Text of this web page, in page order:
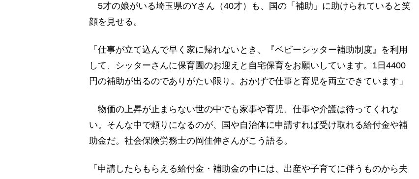
5才の娘がいる埼玉県のYさん（40才）も、国の「補助」に助けられていると笑
顔を見せる。
「仕事が立て込んで早く家に帰れないとき、『ベビーシッター補助制度』を利用
して、シッターさんに保育園のお迎えと自宅保育をお願いしています。1日4400
円の補助が出るのでありがたい限り。おかげで仕事と育児を両立できています」
物価の上昇が止まらない世の中でも家事や育児、仕事や介護は待ってくれな
い。そんな中で頼りになるのが、国や自治体に申請すれば受け取れる給付金や補
助金だ。社会保険労務士の岡佳伸さんがこう語る。
「申請したらもらえる給付金・補助金の中には、出産や子育てに伴うものから夫